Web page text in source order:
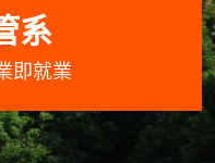
系
即就業